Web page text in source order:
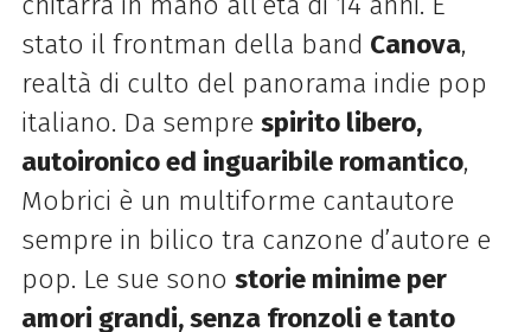
stato il frontman della band Canova,
realtà di culto del panorama indie pop
italiano. Da sempre spirito libero,
autoironico ed inguaribile romantico,
Mobrici è un multiforme cantautore
sempre in bilico tra canzone d’autore e
pop. Le sue sono storie minime per
amori grandi, senza fronzoli e tanto